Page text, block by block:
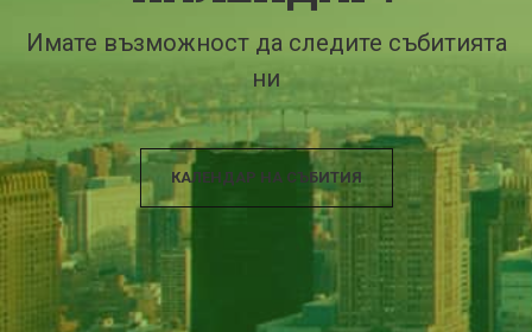
Имате възможност да следите събитията
ни
КАЛЕНДАР НА СЪБИТИЯ